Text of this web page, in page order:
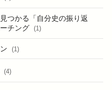
つかる「自分史の振り返
チング
(1)
(1)
(4)